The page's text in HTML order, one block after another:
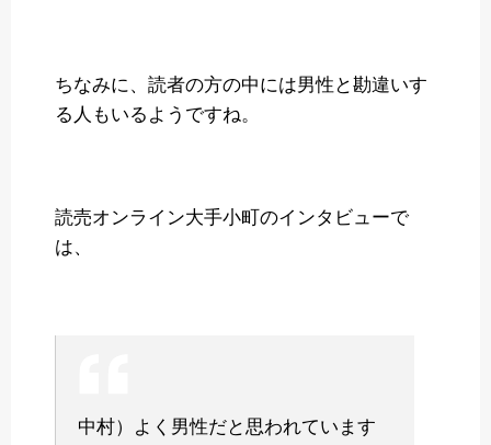
ちなみに、読者の方の中には男性と勘違いす
る人もいるようですね。
読売オンライン大手小町のインタビューで
は、
中村）よく男性だと思われています